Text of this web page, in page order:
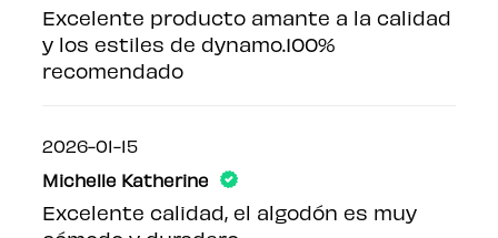
Excelente producto amante a la calidad
y los estiles de dynamo.100%
recomendado
2026-01-15
Michelle Katherine
Excelente calidad, el algodón es muy